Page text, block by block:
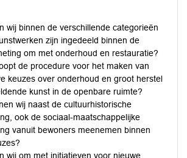
wij binnen de verschillende categorieën
zijn ingedeeld binnen de
om met onderhoud en restauratie?
de procedure voor het maken van
keuzes over onderhoud en groot herstel
kunst in de openbare ruimte?
wij naast de cultuurhistorische
ook de sociaal-maatschappelijke
vanuit bewoners meenemen binnen
wij om met initiatieven voor nieuwe